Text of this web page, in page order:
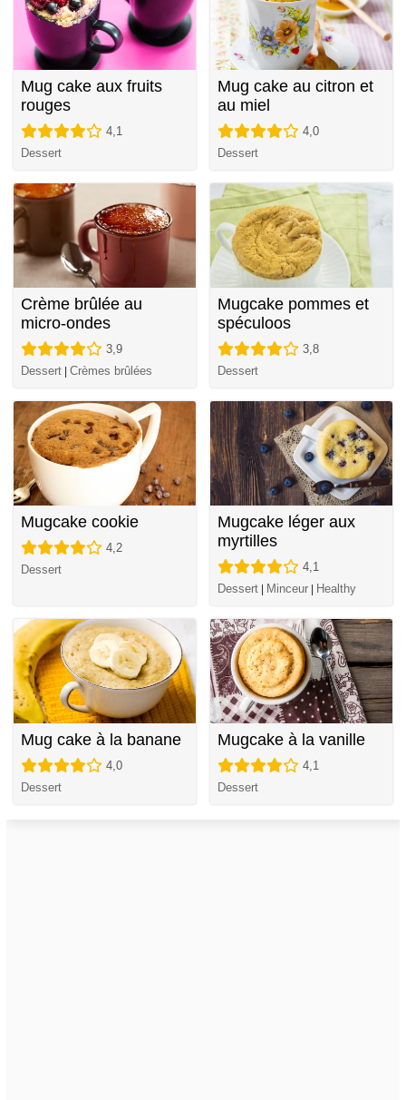
Mug cake aux fruits
rouges
4,1
Dessert
Mug cake au citron et
au miel
4,0
Dessert
Crème brûlée au
micro-ondes
3,9
Dessert | Crèmes brûlées
Mugcake pommes et
spéculoos
3,8
Dessert
Mugcake cookie
4,2
Dessert
Mugcake léger aux
myrtilles
4,1
Dessert | Minceur | Healthy
Mug cake à la banane
4,0
Dessert
Mugcake à la vanille
4,1
Dessert